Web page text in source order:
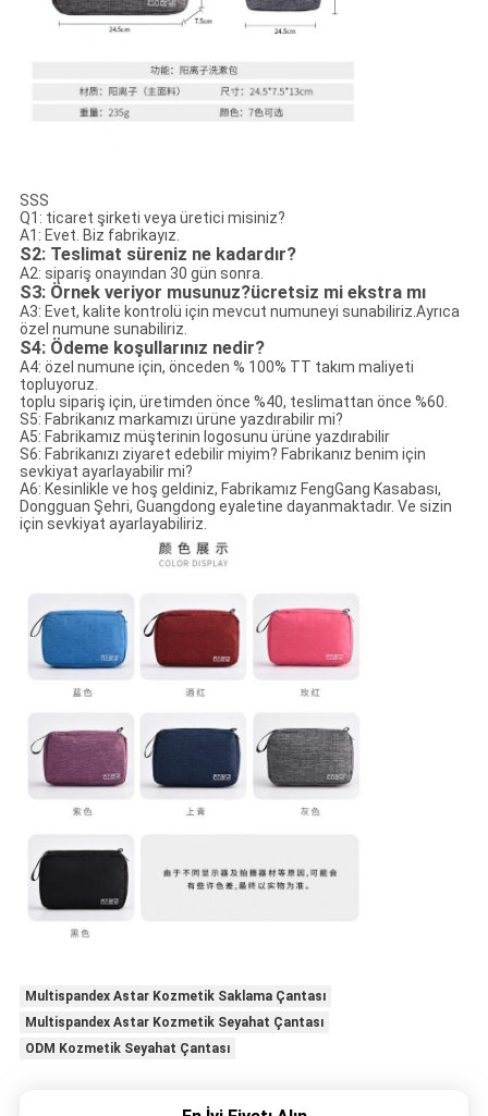
SSS
Q1: ticaret şirketi veya üretici misiniz?
A1: Evet. Biz fabrikayız.
S2: Teslimat süreniz ne kadardır?
A2: sipariş onayından 30 gün sonra.
S3: Örnek veriyor musunuz?ücretsiz mi ekstra mı
A3: Evet, kalite kontrolü için mevcut numuneyi sunabiliriz.Ayrıca
özel numune sunabiliriz.
S4: Ödeme koşullarınız nedir?
A4: özel numune için, önceden % 100% TT takım maliyeti
topluyoruz.
toplu sipariş için, üretimden önce %40, teslimattan önce %60.
S5: Fabrikanız markamızı ürüne yazdırabilir mi?
A5: Fabrikamız müşterinin logosunu ürüne yazdırabilir
S6: Fabrikanızı ziyaret edebilir miyim? Fabrikanız benim için
sevkiyat ayarlayabilir mi?
A6: Kesinlikle ve hoş geldiniz, Fabrikamız FengGang Kasabası,
Dongguan Şehri, Guangdong eyaletine dayanmaktadır. Ve sizin
için sevkiyat ayarlayabiliriz.
Multispandex Astar Kozmetik Saklama Çantası
Multispandex Astar Kozmetik Seyahat Çantası
ODM Kozmetik Seyahat Çantası